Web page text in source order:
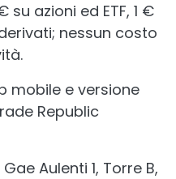
su azioni ed ETF, 1 €
nessun costo
mobile e versione
Republic
Aulenti 1, Torre B,